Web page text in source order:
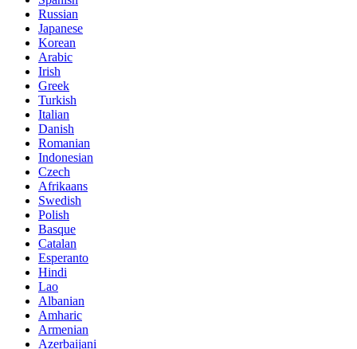
Russian
Japanese
Korean
Arabic
Irish
Greek
Turkish
Italian
Danish
Romanian
Indonesian
Czech
Afrikaans
Swedish
Polish
Basque
Catalan
Esperanto
Hindi
Lao
Albanian
Amharic
Armenian
Azerbaijani